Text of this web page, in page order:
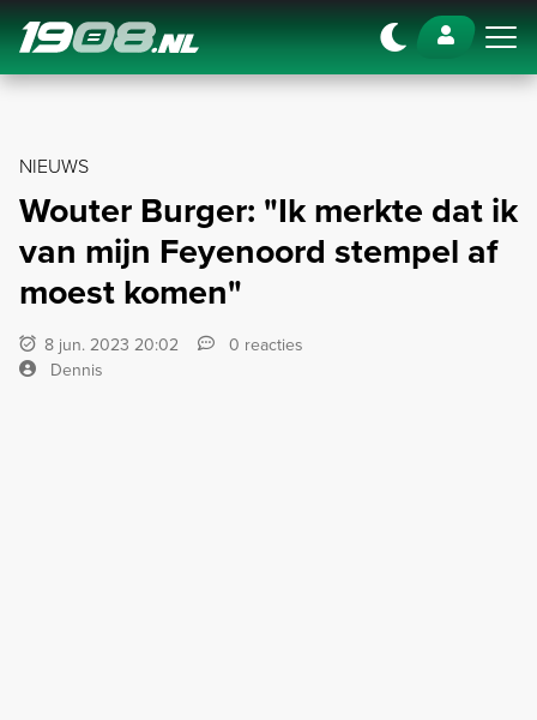
Navigation
NIEUWS
Wouter Burger: "Ik merkte dat ik
van mijn Feyenoord stempel af
moest komen"
8 jun. 2023 20:02
0 reacties
Dennis